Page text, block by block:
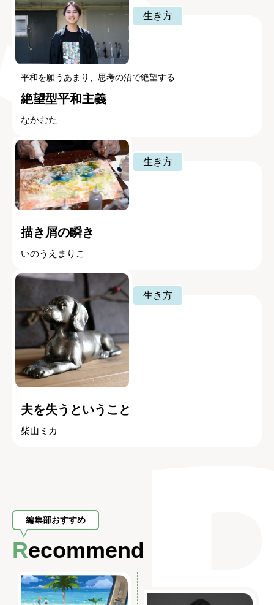
生き方
平和を願うあまり、思考の沼で絶望する
絶望型平和主義
なかむた
生き方
描き屑の瞬き
いのうえまりこ
生き方
夫を失うということ
柴山ミカ
編集部おすすめ
Recommend